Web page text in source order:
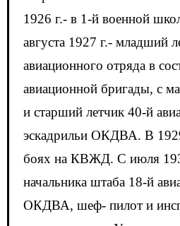
1926 г.- в 1-й военной
августа 1927 г.- младший
авиационного отряда в
авиационной бригады, с
и старший летчик 40-й
эскадрильи ОКДВА. В
боях на КВЖД. С июля
начальника штаба 18-й
ОКДВА, шеф- пилот и